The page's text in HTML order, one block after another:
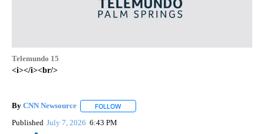
Telemundo 15
<i></i><br/>
By CNN Newsource FOLLOW
Published July 7, 2026 6:43 PM